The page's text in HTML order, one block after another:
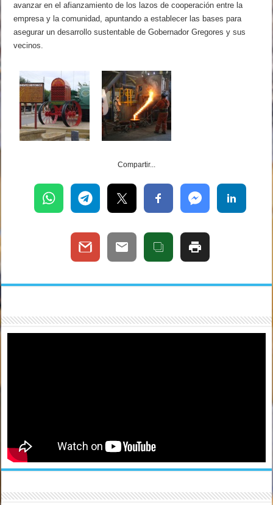
avanzar en el afianzamiento de los lazos de cooperación entre la
empresa y la comunidad, apuntando a establecer las bases para
asegurar un desarrollo sustentable de Gobernador Gregores y sus
vecinos.
Compartir...